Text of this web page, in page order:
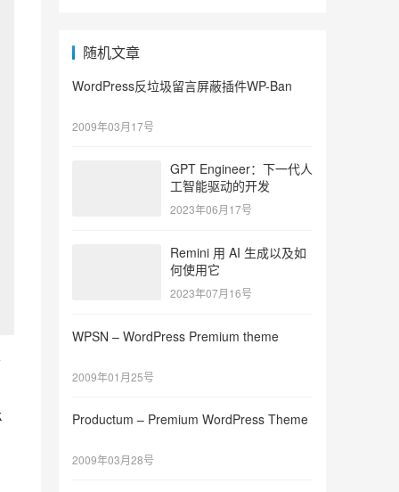
随机文章
WordPress反垃圾留言屏蔽插件WP-Ban
2009年03月17号
GPT Engineer：下一代人
工智能驱动的开发
2023年06月17号
Remini 用 AI 生成以及如
何使用它
2023年07月16号
WPSN – WordPress Premium theme
2009年01月25号
Productum – Premium WordPress Theme
2009年03月28号